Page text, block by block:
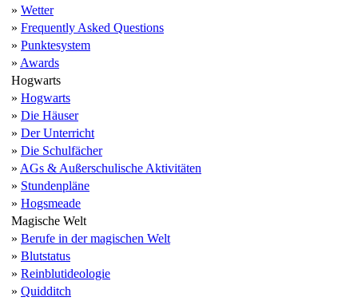
» Wetter
» Frequently Asked Questions
» Punktesystem
» Awards
Hogwarts
» Hogwarts
» Die Häuser
» Der Unterricht
» Die Schulfächer
» AGs & Außerschulische Aktivitäten
» Stundenpläne
» Hogsmeade
Magische Welt
» Berufe in der magischen Welt
» Blutstatus
» Reinblutideologie
» Quidditch